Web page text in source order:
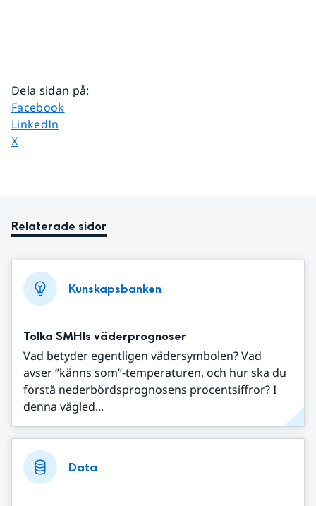
Dela sidan på:
Dela sidan på
Facebook
Dela sidan på
LinkedIn
Dela sidan på
X
Relaterade sidor
Kunskapsbanken
Tolka SMHIs väderprognoser
Vad betyder egentligen vädersymbolen? Vad
avser ”känns som”-temperaturen, och hur ska du
förstå nederbördsprognosens procentsiffror? I
denna vägled...
Data